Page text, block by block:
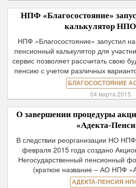
НПФ «Благосостояние»
калькулятор
НПФ «Благосостояние» запустил
пенсионный калькулятор для
сервис позволяет рассчитать свою
пенсию с учетом различных
БЛАГОСОСТОЯНИЕ
04 марта 2015
О завершении процедуры
«Адекта-
В следствии реорганизации НО
февраля 2015 года создано
Негосударственный пенсионный
(краткое название – АО НПФ
АДЕКТА-ПЕНСИЯ